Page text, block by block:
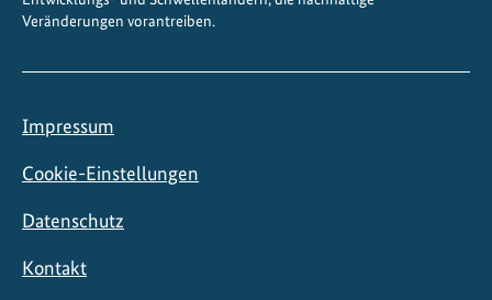
Veränderungen vorantreiben.
Impressum
Cookie-Einstellungen
Datenschutz
Kontakt